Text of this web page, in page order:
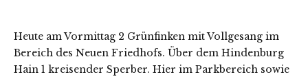
Heute am Vormittag 2 Grünfinken mit Vollgesang im
Bereich des Neuen Friedhofs. Über dem Hindenburg
Hain 1 kreisender Sperber. Hier im Parkbereich sowie